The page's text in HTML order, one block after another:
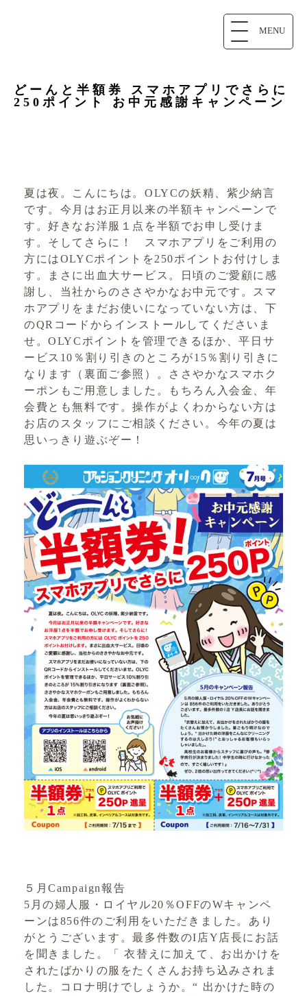
MENU
どーんと半額券 スマホアプリでさらに
250ポイント お中元感謝キャンペーン
夏は夜。こんにちは。OLYCの妖精、紫少納言
です。今月はお正月以来の半額キャンペーンで
す。好きなお洋服１点を半額でお申し受けま
す。そしてさらに！ スマホアプリをご利用の
方にはOLYCポイントを250ポイントお付けしま
す。まさに出血大サービス。日頃のご愛顧に感
謝し、当社からのささやかなお中元です。スマ
ホアプリをまだお使いになっていない方は、下
のQRコードからインストールしてくださいま
せ。OLYCポイントを管理できるほか、平日サ
ービス10％割り引きのところが15％割り引きに
なります（裏面ご参照）。ささやかなスマホク
ーポンもご用意しました。もちろん入会金、年
会費とも無料です。操作がよくわからない方は
お店のスタッフにご相談ください。今年の夏は
思いっきり遊ぶぞー！
５月Campaign報告
5月の婦人服・ロイヤル20％OFFのWキャンペ
ーンは856件のご利用をいただきました。あり
がとうございます。最多件数のI店Y店長にお話
を聞きました。「 衣替えに加えて、お出かけを
されたばかりの服をたくさんお持ち込みされま
した。コロナ明けでしょうか。“ 出かけた時の